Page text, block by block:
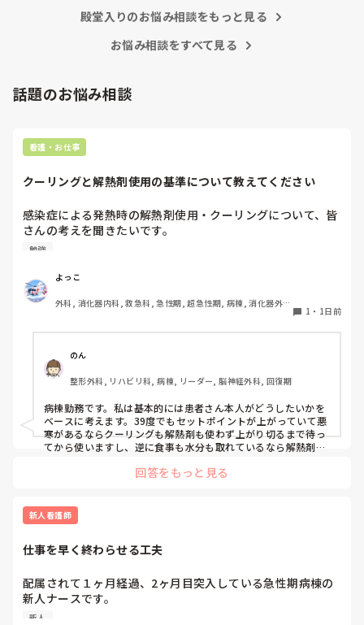
朝の情報収集にも時間がかかり、結果、患者のことがわから
の意味があるのか疑問です。
やったことないの！？もう10ヶ月なんだから、未経験なこと
新人さんが可愛そう、と感じることもある反面、ペアの先輩
が何か処置をしているけど、ペアの新人はのんびり記録して
がいいんじゃないの？」と声をかけても、「記録終わってな
早く色々覚えたい！という、意欲があまり感じられず…これ
はPNS云々よりも、その新人の性格かな？とも思いました
が、ほとんどの新人に当てはまりました。。。時代柄でしょ
私はどちらかといえば、PNSは好きじゃありません。
でもPNSでやれというからには、もっと業務量に見合った、
新人を指導しながら業務ができるゆとりが欲しいです。
いと思いますか？
の向き合い方になると思いますよ🎵僕は昔の人間なので、昔は
いと思います。昔は患者様、スタッフ全員に目を配れる人が沢
るなら実施してみてはどうでしょうか⁉️そういう事と思います
殿堂入りのお悩み相談をもっと見る
お悩み相談をすべて見る
話題のお悩み相談
看護・お仕事
クーリングと解熱剤使用の基準について教えてください
感染症による発熱時の解熱剤使用・クーリングについて、皆
さんの考えを聞きたいです。
ばかりの患者さんがいるとします。当然、原因がすぐに改善
するわけではないため、解熱剤を使用して一時的に解熱して
も、効果が切れれば再度発熱する可能性があります。
特に高齢者の場合、
・高熱が持続することで代謝・酸素消費量が増え、循環・呼
吸への負担や体力消耗につながる
・一方で、解熱剤で一度下がったあと再び発熱すると、悪寒
やシバリングを伴うこともあり、体温が上下する過程自体も
負担になる
という両面があると思っています。
ング」と体温だけで判断するより、苦痛の程度、HR・RR、
見て、発熱による負荷が大きい場合に解熱する方が良いので
はないかと考えています。
また、感染性発熱でセットポイントが上昇している段階、特
んが希望する場合を除いて積極的に行うメリットがあまりな
いのでは？とも感じています。
勉強
よっこ
外科, 消化器内科, 救急科, 急性期, 超急性期, 病棟, 消化器外
1 ・ 1日前
のん
整形外科, リハビリ科, 病棟, リーダー, 脳神経外科, 回復期
病棟勤務です。私は基本的には患者さん本人がどうしたいかを
ベースに考えます。39度でもセットポイントが上がっていて悪
寒があるならクーリングも解熱剤も使わず上がり切るまで待っ
てから使いますし、逆に食事も水分も取れているなら解熱剤は
担になっているようなら速やかに解熱を行います。高齢者の場
その患者さんがどうかとかその時の状況によって対応は様々あ
ると思うので、この場合はこうするみたいなパターン的なもの
回答をもっと見る
新人看護師
仕事を早く終わらせる工夫
配属されて１ヶ月経過、2ヶ月目突入している急性期病棟の
新人ナースです。
他の病棟の同期は4、5人受け持っている中まだ2人しか受け
新人